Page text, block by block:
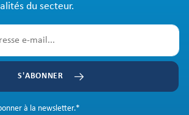
du secteur.
S'ABONNER
à la newsletter.*